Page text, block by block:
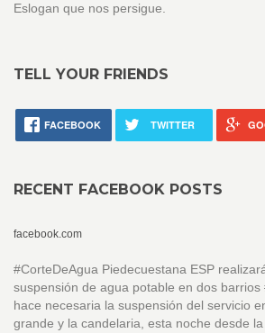
Eslogan que nos persigue.
TELL YOUR FRIENDS
FACEBOOK TWITTER
RECENT FACEBOOK POSTS
facebook.com
#CorteDeAgua Piedecuestana ESP
suspensión de agua potable en dos barrios
hace necesaria la suspensión del servicio
grande y la candelaria, esta noche desde